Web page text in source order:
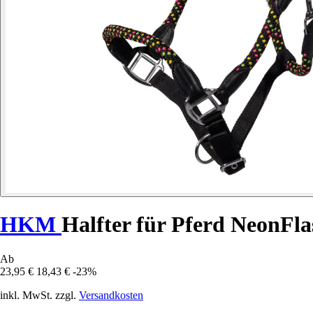
HKM Halfter für Pferd
Ab
23,95 € 18,43 € -23%
inkl. MwSt. zzgl. Versandkosten